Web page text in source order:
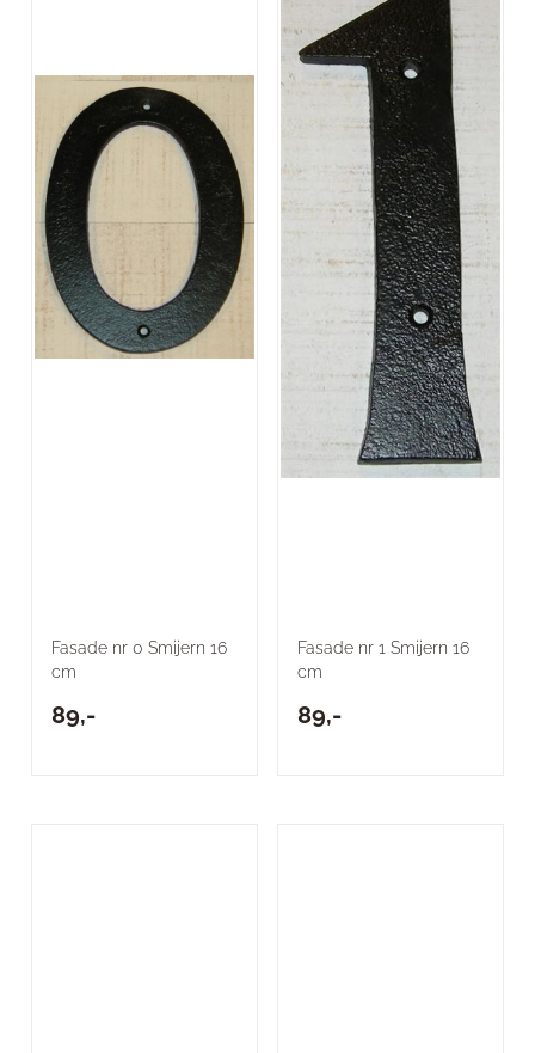
Fasade nr 0 Smijern 16
cm
89,-
Fasade nr 1 Smijern 16
cm
89,-